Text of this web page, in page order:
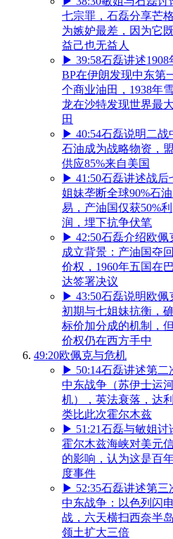
七宗罪，石磊分享芒
为嫉妒最差，因为它
益己也无益人
▶ 39:58石磊讲述1908
BP在伊朗发现中东第
个商业油田，1938年
龙在沙特发现世界最
田
▶ 40:54石磊说明二战
石油成为战略物资，
供应85%来自美国
▶ 41:50石磊讲述战后
姐妹垄断全球90%石
易，产油国仅获50%利
润，埋下抗争伏笔
▶ 42:50石磊介绍欧佩
成立背景：产油国夺
价权，1960年五国在
达签署决议
▶ 43:50石磊说明欧佩
初期与七姐妹抗衡，
标价加分成的机制，
价权仍在西方手中
49:20欧佩克与危机
▶ 50:14石磊讲述第二
中东战争（苏伊士运
机），英法衰落，达
类比此次霍尔木兹
▶ 51:21石磊与敏姐讨
霍尔木兹海峡对美元
的影响，认为这是百
度事件
▶ 52:35石磊讲述第三
中东战争：以色列闪
战，六天横扫西奈半岛
领土扩大三倍